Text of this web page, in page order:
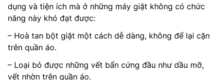
dụng và tiện ích mà ở những máy giặt không có chức
năng này khó đạt được:
– Hoà tan bột giặt một cách dễ dàng, không để lại cặn
trên quần áo.
– Loại bỏ được những vết bẩn cứng đầu như dầu mỡ,
vết nhờn trên quần áo.